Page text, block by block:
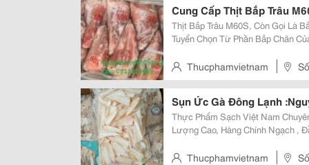
Cung Cấp Thịt Bắp Trâu
Thịt Bắp Trâu M60S, Còn Gọi Là
Tuyển Chọn Từ Phần Bắp Chân
Sật, Vị Ngọt Đậm Đà Và Hương
Thucphamvietnam
Nội
Sụn Ức Gà Đông Lạnh
Thực Phẩm Sạch Việt Nam
Lượng Cao, Hàng Chính Ngạch ,
Với Độ Giòn Sần Sật, Vị Ngọt Tự
Thucphamvietnam